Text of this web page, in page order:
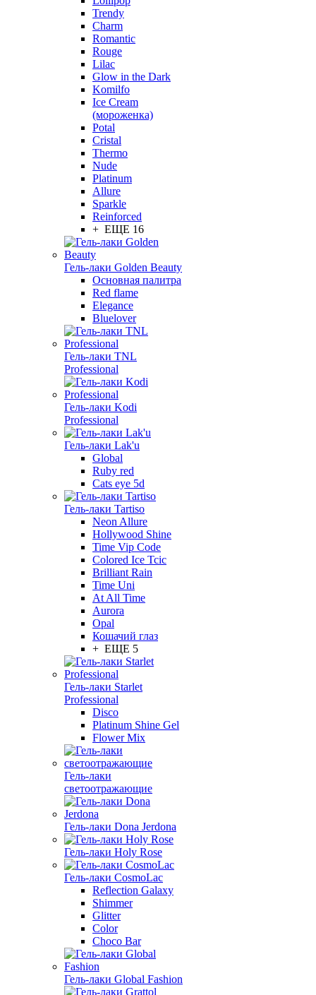
Trendy
Charm
Romantic
Rouge
Lilac
Glow in the Dark
Komilfo
Ice Cream
(мороженка)
Potal
Cristal
Thermo
Nude
Platinum
Allure
Sparkle
Reinforced
+ ЕЩЕ 16
Гель-лаки Golden Beauty
Основная палитра
Red flame
Elegance
Bluelover
Гель-лаки TNL
Professional
Гель-лаки Kodi
Professional
Гель-лаки Lak'u
Global
Ruby red
Cats eye 5d
Гель-лаки Tartiso
Neon Allure
Hollywood Shine
Time Vip Code
Colored Ice Tcic
Brilliant Rain
Time Uni
At All Time
Aurora
Opal
Кошачий глаз
+ ЕЩЕ 5
Гель-лаки Starlet
Professional
Disco
Platinum Shine Gel
Flower Mix
Гель-лаки
светоотражающие
Гель-лаки Dona Jerdona
Гель-лаки Holy Rose
Гель-лаки CosmoLac
Reflection Galaxy
Shimmer
Glitter
Color
Choco Bar
Гель-лаки Global Fashion